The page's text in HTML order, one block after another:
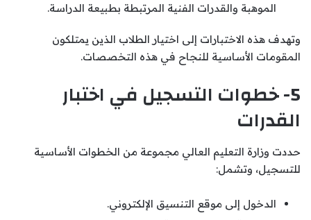
الموهبة والقدرات الفنية المرتبطة بطبيعة الدراسة.
وتهدف هذه الاختبارات إلى اختيار الطلاب الذين يمتلكون
المقومات الأساسية للنجاح في هذه التخصصات.
5- خطوات التسجيل في اختبار
القدرات
حددت وزارة التعليم العالي مجموعة من الخطوات الأساسية
للتسجيل، وتشمل:
الدخول إلى موقع التنسيق الإلكتروني.